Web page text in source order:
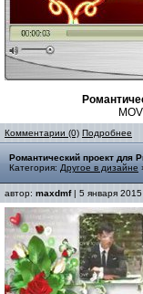
Комментарии (0) Подробнее
Романтический проект для
Категория: Другое в дизайне
автор: maxdmf| 5 января